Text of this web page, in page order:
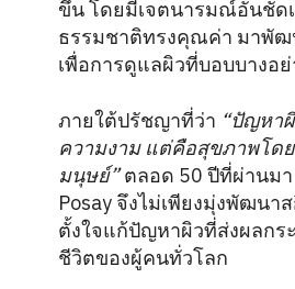
ขึ้น โดยมีเจตนารมณ์อันชัด
ธรรมชาติทรงคุณค่า มาพั
เพื่อการดูแลผิวที่บอบบางอ
ภายใต้ปรัชญาที่ว่า “ปัญหา
ความงาม แต่คือสุขภาพโด
มนุษย์”ตลอด 50 ปีที่ผ่านมา
Posay จึงไม่เพียงมุ่งพัฒนา
ตั้งใจแก้ปัญหาผิวที่ส่งผลก
ชีวิตของผู้คนทั่วโลก